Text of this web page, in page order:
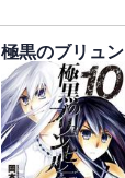
極黒のブリュ